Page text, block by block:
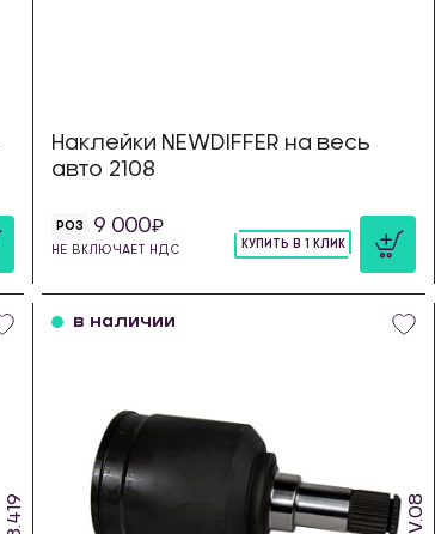
Наклейки NEWDIFFER на весь
авто 2108
РОЗ 9 000
НЕ ВКЛЮЧАЕТ НДС КУПИТЬ В 1 КЛИК
HV.08
в наличии